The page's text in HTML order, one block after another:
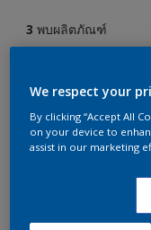
3 พบผลิตภัณฑ์
ดูลักซ์ เวเธ่อร์
We respect your
By clicking “Accept All
on your device to
assist in our marketing